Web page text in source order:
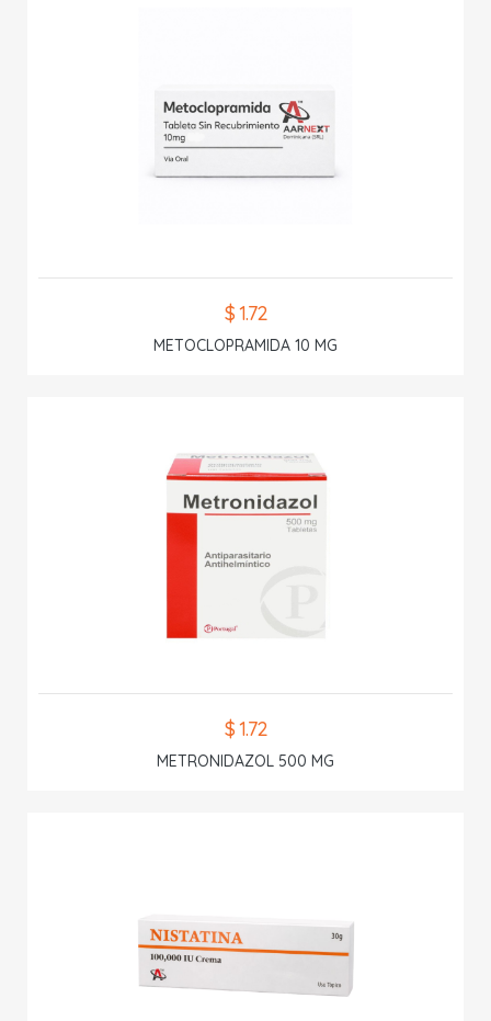
$ 1.72
METOCLOPRAMIDA 10 MG
$ 1.72
METRONIDAZOL 500 MG